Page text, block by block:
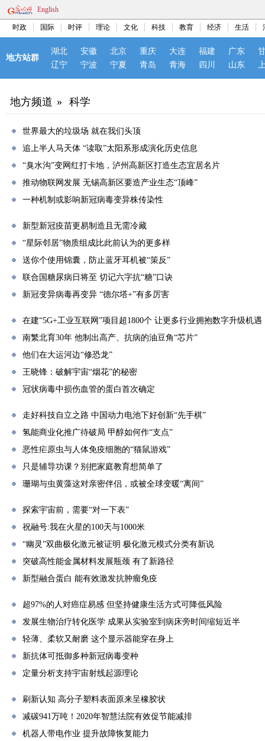
English
时政 国际 时评 理论 文化 科技 教育 经济 生活
地方站群
湖北 安徽 北京 重庆 大连 福建 广东
辽宁
宁波 宁夏 青岛 青海 四川 山东
地方频道 » 科学
世界最大的垃圾场 就在我们头顶
追上半人马天体 “读取”太阳系形成演化历史信息
“臭水沟”变网红打卡地，泸州高新区打造生态宜居名片
推动物联网发展 无锡高新区要造产业生态“顶峰”
一种机制或影响新冠病毒变异株传染性
新型新冠疫苗更易制造且无需冷藏
“星际邻居”物质组成比此前认为的更多样
送你个使用锦囊，防止蓝牙耳机被“策反”
联合国糖尿病日将至 切记六字抗“糖”口诀
新冠变异病毒再变异 “德尔塔+”有多厉害
在建“5G+工业互联网”项目超1800个 让更多行业拥抱数字升级机遇
南繁北育30年 他制出高产、抗病的油豆角“芯片”
他们在大运河边“修恐龙”
王晓锋：破解宇宙“烟花”的秘密
冠状病毒中损伤血管的蛋白首次确定
走好科技自立之路 中国动力电池下好创新“先手棋”
氢能商业化推广待破局 甲醇如何作“支点”
恶性疟原虫与人体免疫细胞的“猫鼠游戏”
只是辅导功课？别把家庭教育想简单了
珊瑚与虫黄藻这对亲密伴侣，或被全球变暖“离间”
探索宇宙前，需要“对一下表”
祝融号:我在火星的100天与1000米
“幽灵”双曲极化激元被证明 极化激元模式分类有新说
突破高性能金属材料发展瓶颈 有了新路径
新型融合蛋白 能有效激发抗肿瘤免疫
超97%的人对癌症易感 但坚持健康生活方式可降低风险
发展生物治疗转化医学 成果从实验室到病床旁时间缩短近半
轻薄、柔软又耐磨 这个显示器能穿在身上
新抗体可抵御多种新冠病毒变种
定量分析支持宇宙射线起源理论
刷新认知 高分子塑料表面原来呈橡胶状
减碳941万吨！2020年智慧法院有效促节能减排
机器人带电作业 提升故障恢复能力